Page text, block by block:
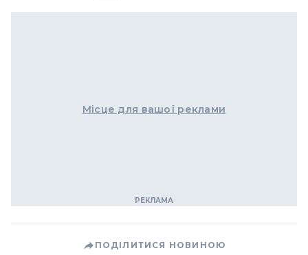
Місце для вашої реклами
ПОДІЛИТИСЯ НОВИНОЮ